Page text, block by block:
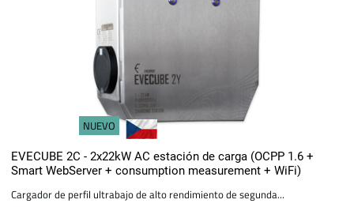
NUEVO
EVECUBE 2C - 2x22kW AC estación de carga (OCPP 1.6 +
Smart WebServer + consumption measurement + WiFi)
Cargador de perfil ultrabajo de alto rendimiento de segunda...